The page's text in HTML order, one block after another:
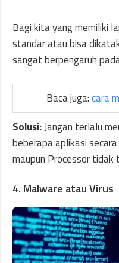
Bagi kita yang memiliki
standar atau bisa
sangat berpengaruh
Baca juga:cara
Solusi:Jangan terlalu
beberapa aplikasi
maupun Processor tidak
4. Malware atau Virus